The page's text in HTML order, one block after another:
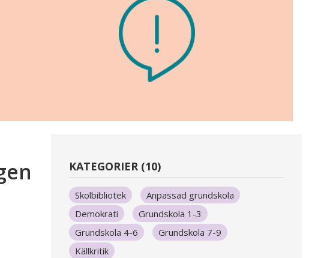
KATEGORIER (10)
Skolbibliotek
Anpassad grundskola
Demokrati
Grundskola 1-3
Grundskola 4-6
Grundskola 7-9
Källkritik